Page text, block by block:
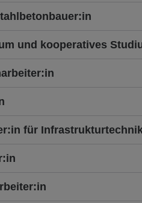
und kooperatives
für